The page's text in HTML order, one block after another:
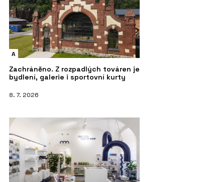
A
Zachráněno. Z rozpadlých továren je
bydlení, galerie i sportovní kurty
8. 7. 2026